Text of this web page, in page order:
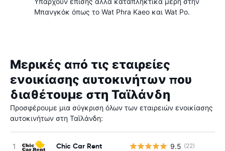
Μπανγκόκ όπως το Wat Phra Kaeo και Wat Po.
Μερικές από τις εταιρείες
ενοικίασης αυτοκινήτων που
διαθέτουμε στη Ταϊλάνδη
Προσφέρουμε μια σύγκριση όλων των εταιρειών ενοικίασης
αυτοκινήτων στη Ταϊλάνδη:
Chic Car Rent 9.5 (22)